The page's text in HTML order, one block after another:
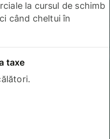
la cursul de schimb
când cheltui în
taxe